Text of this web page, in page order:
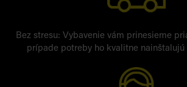
Bez stresu: Vybavenie vám prinesieme
prípade potreby ho kvalitne nainštalujú